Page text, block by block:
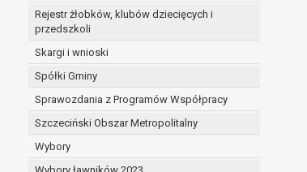
Rejestr żłobków, klubów dziecięcych i
przedszkoli
Skargi i wnioski
Spółki Gminy
Sprawozdania z Programów Współpracy
Szczeciński Obszar Metropolitalny
Wybory